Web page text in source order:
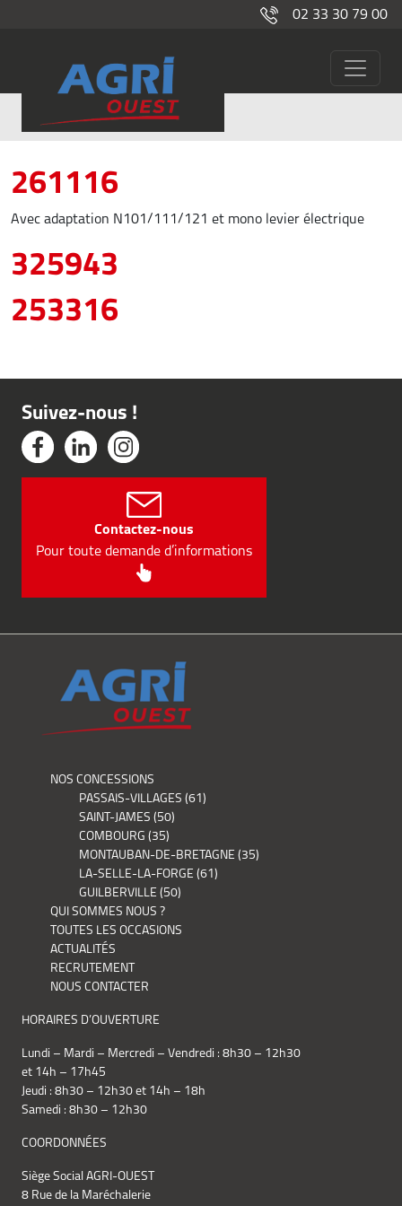
02 33 30 79 00
ManutentionChargeur frontal
261116
Avec adaptation N101/111/121 et mono levier électrique
325943
253316
Suivez-nous !
Contactez-nous
Pour toute demande d’informations
NOS CONCESSIONS
PASSAIS-VILLAGES (61)
SAINT-JAMES (50)
COMBOURG (35)
MONTAUBAN-DE-BRETAGNE (35)
LA-SELLE-LA-FORGE (61)
GUILBERVILLE (50)
QUI SOMMES NOUS ?
TOUTES LES OCCASIONS
ACTUALITÉS
RECRUTEMENT
NOUS CONTACTER
HORAIRES D’OUVERTURE
Lundi – Mardi – Mercredi – Vendredi : 8h30 – 12h30
et 14h – 17h45
Jeudi : 8h30 – 12h30 et 14h – 18h
Samedi : 8h30 – 12h30
COORDONNÉES
Siège Social AGRI-OUEST
8 Rue de la Maréchalerie